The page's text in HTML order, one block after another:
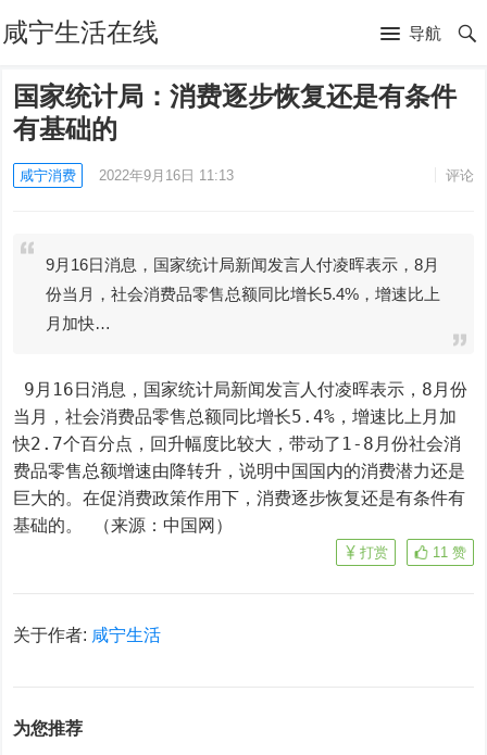
咸宁生活在线 导航
国家统计局：消费逐步恢复还是有条件
有基础的
咸宁消费 2022年9月16日 11:13 评论
9月16日消息，国家统计局新闻发言人付凌晖表示，8月
份当月，社会消费品零售总额同比增长5.4%，增速比上
月加快…
当月，社会消费品零售总额同比增长5.4%，增速比上月加
快2.7个百分点，回升幅度比较大，带动了1-8月份社会消
费品零售总额增速由降转升，说明中国国内的消费潜力还是
巨大的。在促消费政策作用下，消费逐步恢复还是有条件有
基础的。 （来源：中国网）
11 赞
打赏
关于作者: 咸宁生活
为您推荐